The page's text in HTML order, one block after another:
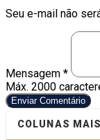
Seu e-mail não
Mensagem *
Máx. 2000
Enviar Comentário
COLUNAS